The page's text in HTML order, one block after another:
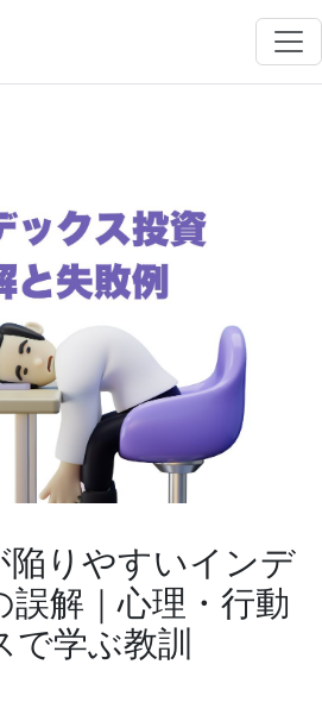
陥りやすいインデ
誤解｜心理・行動
で学ぶ教訓